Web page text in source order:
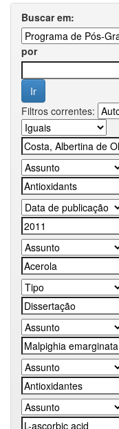
Buscar em:
por
Filtros correntes: